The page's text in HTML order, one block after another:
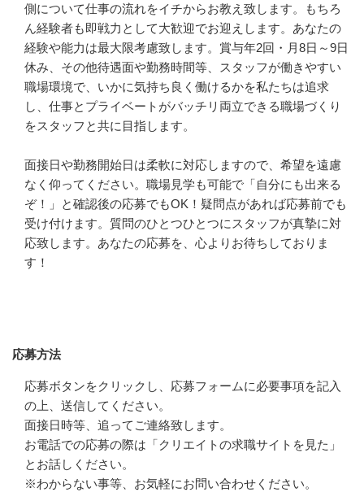
側について仕事の流れをイチからお教え致します。もちろ
ん経験者も即戦力として大歓迎でお迎えします。あなたの
経験や能力は最大限考慮致します。賞与年2回・月8日～9日
休み、その他待遇面や勤務時間等、スタッフが働きやすい
職場環境で、いかに気持ち良く働けるかを私たちは追求
し、仕事とプライベートがバッチリ両立できる職場づくり
をスタッフと共に目指します。
面接日や勤務開始日は柔軟に対応しますので、希望を遠慮
なく仰ってください。職場見学も可能で「自分にも出来る
ぞ！」と確認後の応募でもOK！疑問点があれば応募前でも
受け付けます。質問のひとつひとつにスタッフが真摯に対
応致します。あなたの応募を、心よりお待ちしておりま
す！
応募方法
応募ボタンをクリックし、応募フォームに必要事項を記入
の上、送信してください。
面接日時等、追ってご連絡致します。
お電話での応募の際は「クリエイトの求職サイトを見た」
とお話しください。
※わからない事等、お気軽にお問い合わせください。